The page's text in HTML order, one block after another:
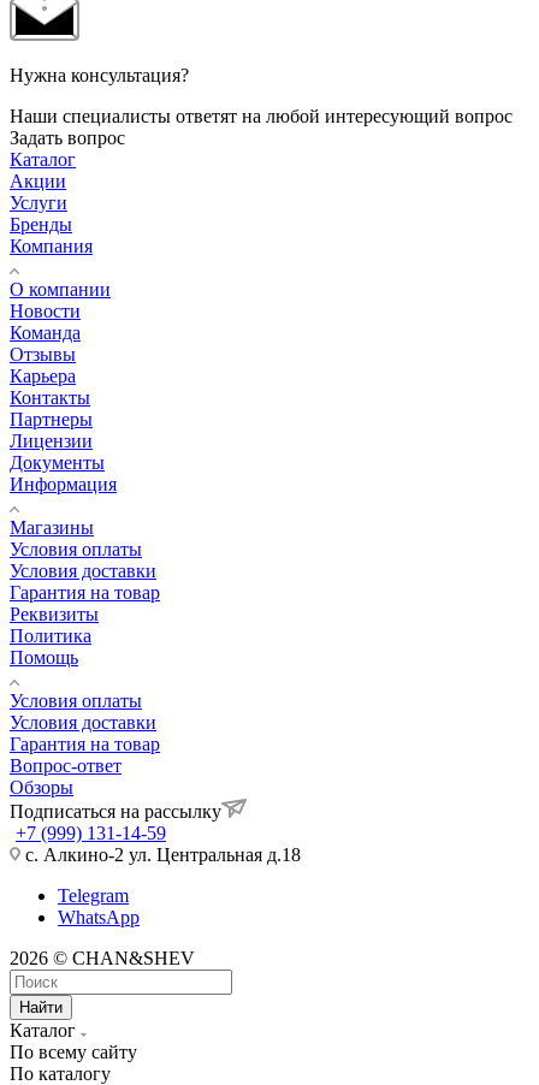
Нужна консультация?
Наши специалисты ответят на любой интересующий вопрос
Задать вопрос
Каталог
Акции
Услуги
Бренды
Компания
О компании
Новости
Команда
Отзывы
Карьера
Контакты
Партнеры
Лицензии
Документы
Информация
Магазины
Условия оплаты
Условия доставки
Гарантия на товар
Реквизиты
Политика
Помощь
Условия оплаты
Условия доставки
Гарантия на товар
Вопрос-ответ
Обзоры
Подписаться на рассылку
+7 (999) 131-14-59
с. Алкино-2 ул. Центральная д.18
Telegram
WhatsApp
2026 © CHAN&SHEV
Найти
Каталог
По всему сайту
По каталогу